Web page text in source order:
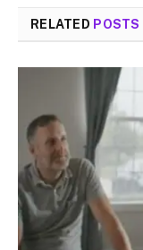
RELATED POSTS